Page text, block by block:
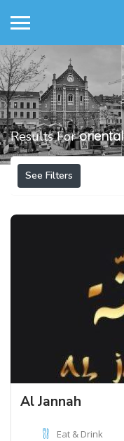
Results Fororiental
See Filters
Al Jannah
Eat & Drink